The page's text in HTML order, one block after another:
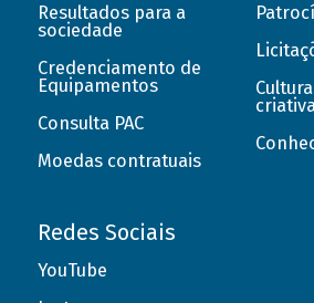
Resultados para a
sociedade
Credenciamento de
Equipamentos
Consulta PAC
Moedas contratuais
Redes Sociais
YouTube